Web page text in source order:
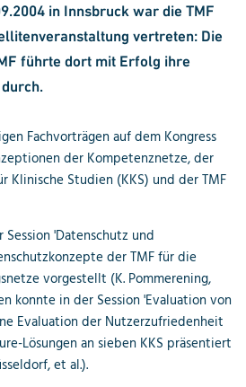
in Innsbruck war die TMF
vertreten: Die
führte dort mit Erfolg ihre
Fachvorträgen auf dem Kongress
der Kompetenznetze, der
Klinische Studien (KKS) und der TMF
'Datenschutz und
der TMF für die
vorgestellt (K. Pommerening,
konnte in der Session 'Evaluation von
Evaluation der Nutzerzufriedenheit
Lösungen an sieben KKS präsentiert
et al.).